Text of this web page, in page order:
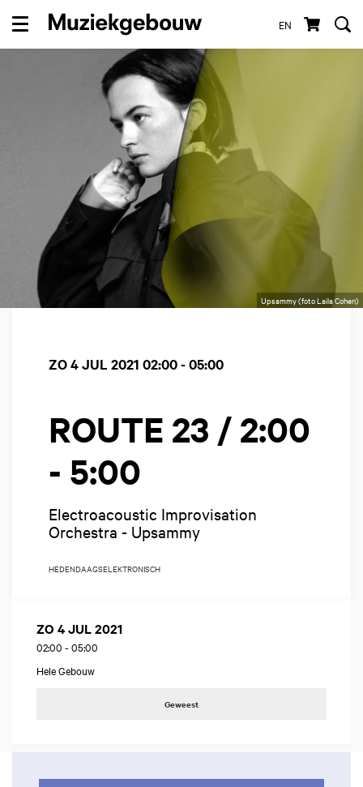
EN
Menu
Upsammy (foto Laila Cohen)
ROUTE 23 / 2:00
- 5:00
Electroacoustic Improvisation
Orchestra - Upsammy
ZO 4 JUL 2021 02:00 - 05:00
HEDENDAAGSELEKTRONISCH
ZO 4 JUL 2021
02:00 - 05:00
Hele Gebouw
Geweest